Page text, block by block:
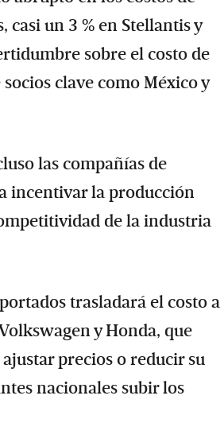
casi un 3 % en Stellantis y
sobre el costo de
clave como México y
las compañías de
incentivar la producción
de la industria
trasladará el costo a
y Honda, que
precios o reducir su
nacionales subir los